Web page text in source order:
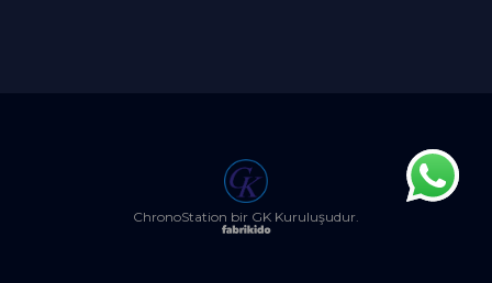
ChronoStation bir GK Kuruluşudur.